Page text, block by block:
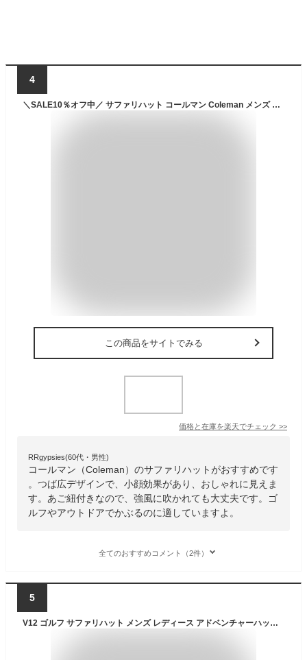
4
＼SALE10％オフ中／ サファリハット コールマン Coleman メンズ レディース 帽子 アドベンチャーハット つば広 あご紐 ゴルフ アウトドア 釣り 運動会 キャンプ アウトドアハット コーデ ブランド 花見 母の日 ロゴ 大人 フェス 日よけ対策 夏 プレゼント ギフト 187-008a
この商品をサイトでみる
価格と在庫を楽天でチェック >>
RRgypsies(60代・男性)
コールマン（Coleman）のサファリハットがおすすめです
。つば広デザインで、小顔効果があり、おしゃれに見えま
す。あご紐付きなので、強風に吹かれても大丈夫です。ゴ
ルフやアウトドアでかぶるのに適していますよ。
全てのおすすめコメント（2件）
5
V12 ゴルフ サファリハット メンズ レディース アドベンチャーハット 無地 シンプル 帽子 ゴルフキャップ ゴルフウェア ブランド ロゴ V122610-CP08